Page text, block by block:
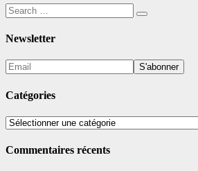
articles
Search
for:
Search
Newsletter
Catégories
Catégories
Commentaires récents